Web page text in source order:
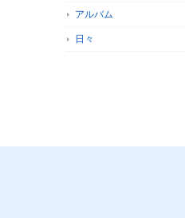
アルバム
日々